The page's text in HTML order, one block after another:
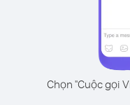
Chọn "Cuộc gọi